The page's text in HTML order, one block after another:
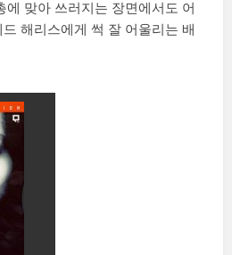
에 맞아 쓰러지는 장면에서도 어
해리스에게 썩 잘 어울리는 배